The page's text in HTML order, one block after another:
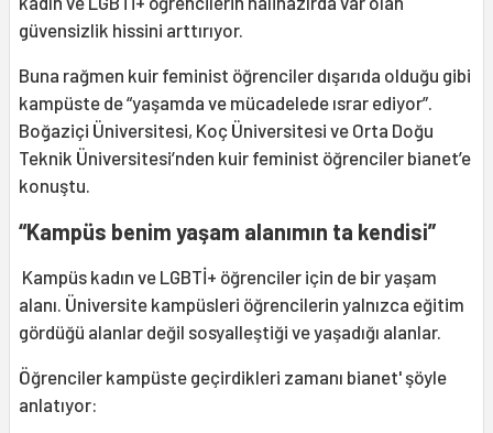
güvensizlik hissini arttırıyor.
Buna rağmen kuir feminist öğrenciler dışarıda olduğu gibi
kampüste de “yaşamda ve mücadelede ısrar ediyor”.
Boğaziçi Üniversitesi, Koç Üniversitesi ve Orta Doğu
Teknik Üniversitesi’nden kuir feminist öğrenciler bianet’e
konuştu.
“Kampüs benim yaşam alanımın ta kendisi”
Kampüs kadın ve LGBTİ+ öğrenciler için de bir yaşam
alanı. Üniversite kampüsleri öğrencilerin yalnızca eğitim
gördüğü alanlar değil sosyalleştiği ve yaşadığı alanlar.
Öğrenciler kampüste geçirdikleri zamanı bianet' şöyle
anlatıyor: